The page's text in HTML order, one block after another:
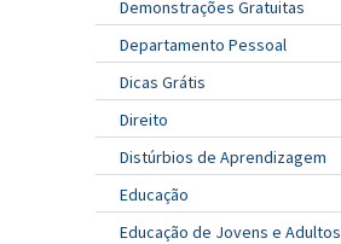
Demonstrações Gratuitas
Departamento Pessoal
Dicas Grátis
Direito
Distúrbios de Aprendizagem
Educação
Educação de Jovens e Adultos